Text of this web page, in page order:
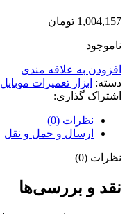
1,004,157 تومان
ناموجود
افزودن به علاقه مندی
دسته: ابزار تعمیرات موبایل
اشتراک گذاری:
نظرات (0)
ارسال و حمل و نقل
نظرات (0)
نقد و بررسی‌ها